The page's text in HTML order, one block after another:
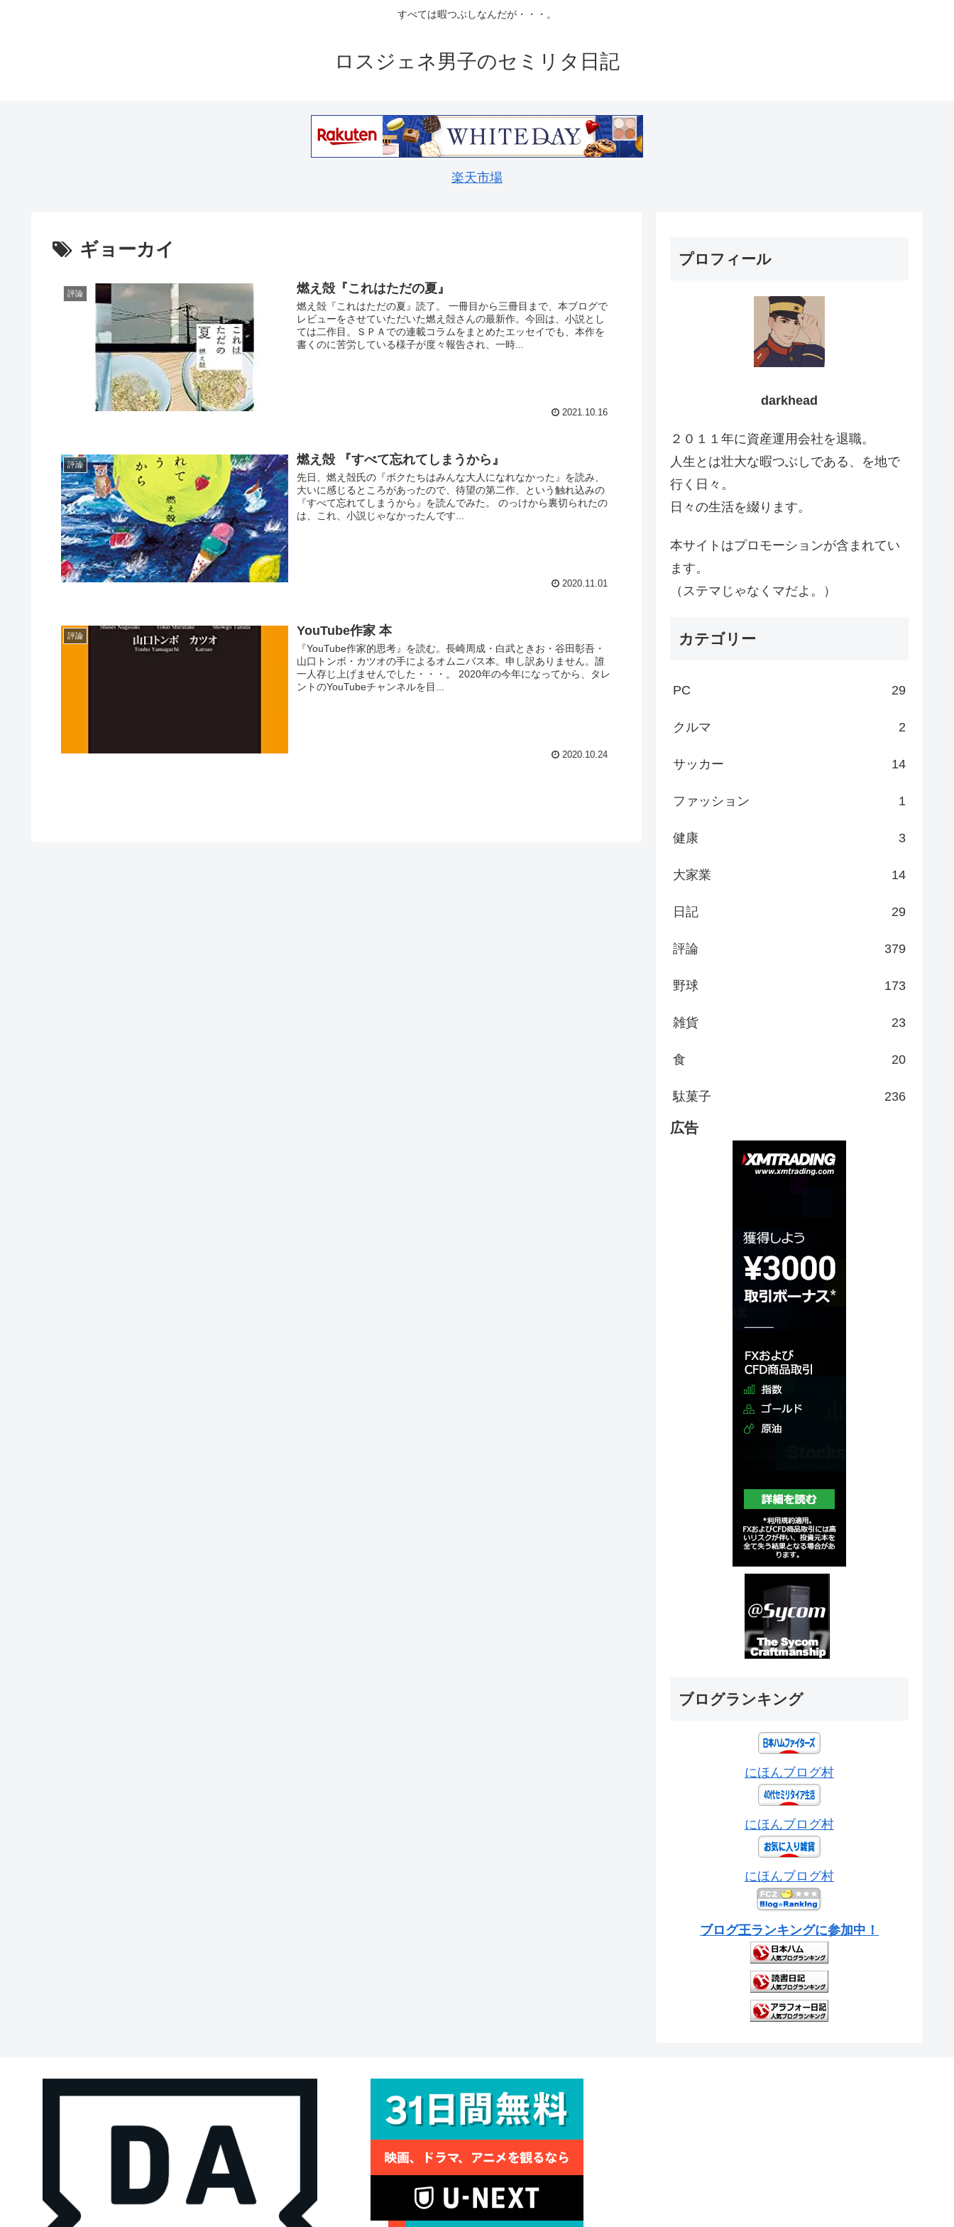
すべては暇つぶしなんだが・・・。
ロスジェネ男子のセミリタ日記
楽天市場
ギョーカイ
評論 燃え殻『これはただの夏』
燃え殻『これはただの夏』読了。 一冊目から三冊目まで、本ブログで
レビューをさせていただいた燃え殻さんの最新作。今回は、小説とし
ては二作目。ＳＰＡでの連載コラムをまとめたエッセイでも、本作を
書くのに苦労している様子が度々報告され、一時...
2021.10.16
評論 燃え殻 『すべて忘れてしまうから』
先日、燃え殻氏の『ボクたちはみんな大人になれなかった』を読み、
大いに感じるところがあったので、待望の第二作、という触れ込みの
『すべて忘れてしまうから』を読んでみた。 のっけから裏切られたの
は、これ、小説じゃなかったんです...
2020.11.01
評論 YouTube作家 本
『YouTube作家的思考』を読む。長崎周成・白武ときお・谷田彰吾・
山口トンボ・カツオの手によるオムニバス本。申し訳ありません。誰
一人存じ上げませんでした・・・。 2020年の今年になってから、タレ
ントのYouTubeチャンネルを目...
2020.10.24
プロフィール
darkhead
２０１１年に資産運用会社を退職。
人生とは壮大な暇つぶしである、を地で
行く日々。
日々の生活を綴ります。
本サイトはプロモーションが含まれてい
ます。
（ステマじゃなくマだよ。）
カテゴリー
PC 29
クルマ 2
サッカー 14
ファッション 1
健康 3
大家業 14
日記 29
評論 379
野球 173
雑貨 23
食 20
駄菓子 236
広告
ブログランキング
にほんブログ村
にほんブログ村
にほんブログ村
ブログ王ランキングに参加中！